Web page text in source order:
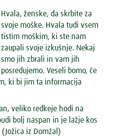
Hvala, ženske, da skrbite za
svoje moške. Hvala tudi vsem
tistim moškim, ki ste nam
zaupali svoje izkušnje. Nekaj
smo jih zbrali in vam jih
posredujemo. Veseli bomo, če
ki bi jim ta informacija
veliko redkeje hodi na
bolj naspan in je lažje kos
(Jožica iz Domžal)